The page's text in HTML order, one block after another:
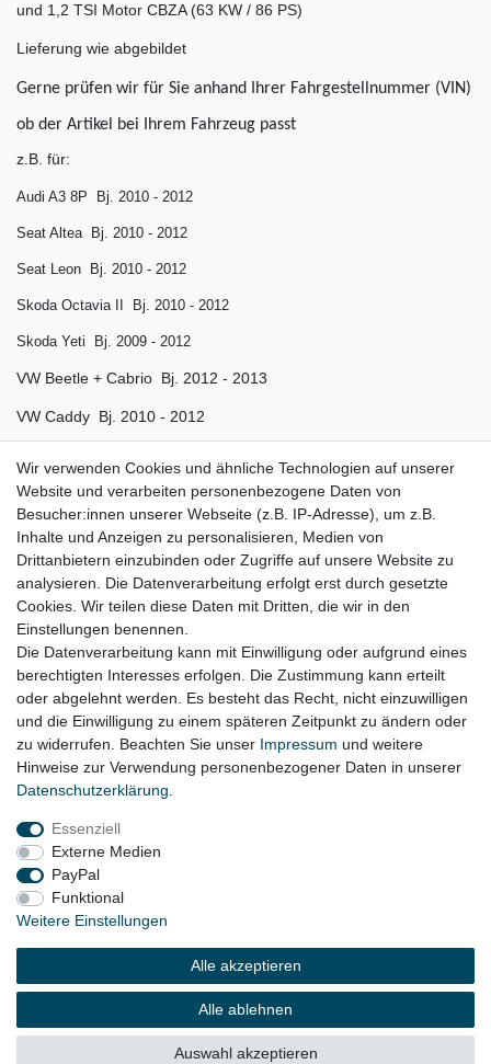
und 1,2 TSI Motor CBZA (63 KW / 86 PS)
Lieferung wie abgebildet
Gerne prüfen wir für Sie anhand Ihrer Fahrgestellnummer (VIN)
ob der Artikel bei Ihrem Fahrzeug passt
z.B. für:
Audi A3 8P Bj. 2010 - 2012
Seat Altea Bj. 2010 - 2012
Seat Leon Bj. 2010 - 2012
Skoda Octavia II Bj. 2010 - 2012
Skoda Yeti Bj. 2009 - 2012
VW Beetle + Cabrio Bj. 2012 - 2013
VW Caddy Bj. 2010 - 2012
VW Golf Cabrio Bj. 2011 - 2014
VW Golf Plus Bj. 2011 - 2012
VW Jetta Bj. 2010 - 2012
VW Touran Bj. 2009 - 2012
Lieferzeit etwa 1 bis 3 Werktage
Wir verwenden Cookies und ähnliche Technologien auf unserer
Website und verarbeiten personenbezogene Daten von
Besucher:innen unserer Webseite (z.B. IP-Adresse), um z.B.
Inhalte und Anzeigen zu personalisieren, Medien von
Drittanbietern einzubinden oder Zugriffe auf unsere Website zu
analysieren. Die Datenverarbeitung erfolgt erst durch gesetzte
Cookies. Wir teilen diese Daten mit Dritten, die wir in den
Einstellungen benennen.
Die Datenverarbeitung kann mit Einwilligung oder aufgrund eines
berechtigten Interesses erfolgen. Die Zustimmung kann erteilt
oder abgelehnt werden. Es besteht das Recht, nicht einzuwilligen
und die Einwilligung zu einem späteren Zeitpunkt zu ändern oder
zu widerrufen. Beachten Sie unser Impressum und weitere
Hinweise zur Verwendung personenbezogener Daten in unserer
Daten­schutz­erklärung
Essenziell
Externe Medien
PayPal
Funktional
Weitere Einstellungen
Alle akzeptieren
Alle ablehnen
Auswahl akzeptieren
Impressum
Widerrufs­recht
© Copyright 2026 | Alle Rechte vorbehalten.